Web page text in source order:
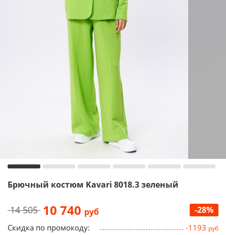
Брючный костюм Kavari 8018.3 зеленый
14 505 10 740 руб -28%
Скидка по промокоду: -1193 руб